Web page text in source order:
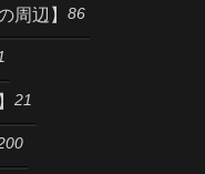
周辺】 86
21